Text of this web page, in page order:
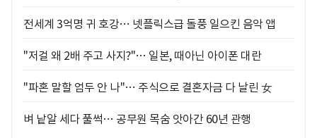
전세계 3억명 귀 호강… 넷플릭스급 돌풍 일으킨 음악 앱
"저걸 왜 2배 주고 사지?"… 일본, 때아닌 아이폰 대란
"파혼 말할 엄두 안 나"… 주식으로 결혼자금 다 날린 女
벼 낱알 세다 풀썩… 공무원 목숨 앗아간 60년 관행